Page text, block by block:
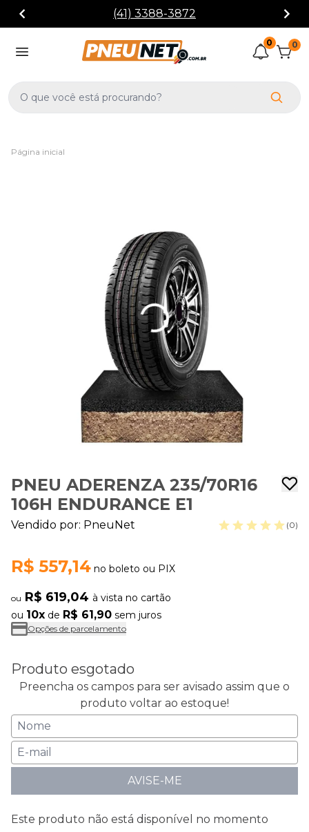
(41) 3388-3872
0 0
Página inicial
PNEU ADERENZA 235/70R16
106H ENDURANCE E1
Vendido por: PneuNet (0)
R$ 557,14 no boleto ou PIX
ou R$ 619,04 à vista no cartão
ou 10x de R$ 61,90 sem juros
Opções de parcelamento
Produto esgotado
Preencha os campos para ser avisado assim que o
produto voltar ao estoque!
AVISE-ME
Este produto não está disponível no momento